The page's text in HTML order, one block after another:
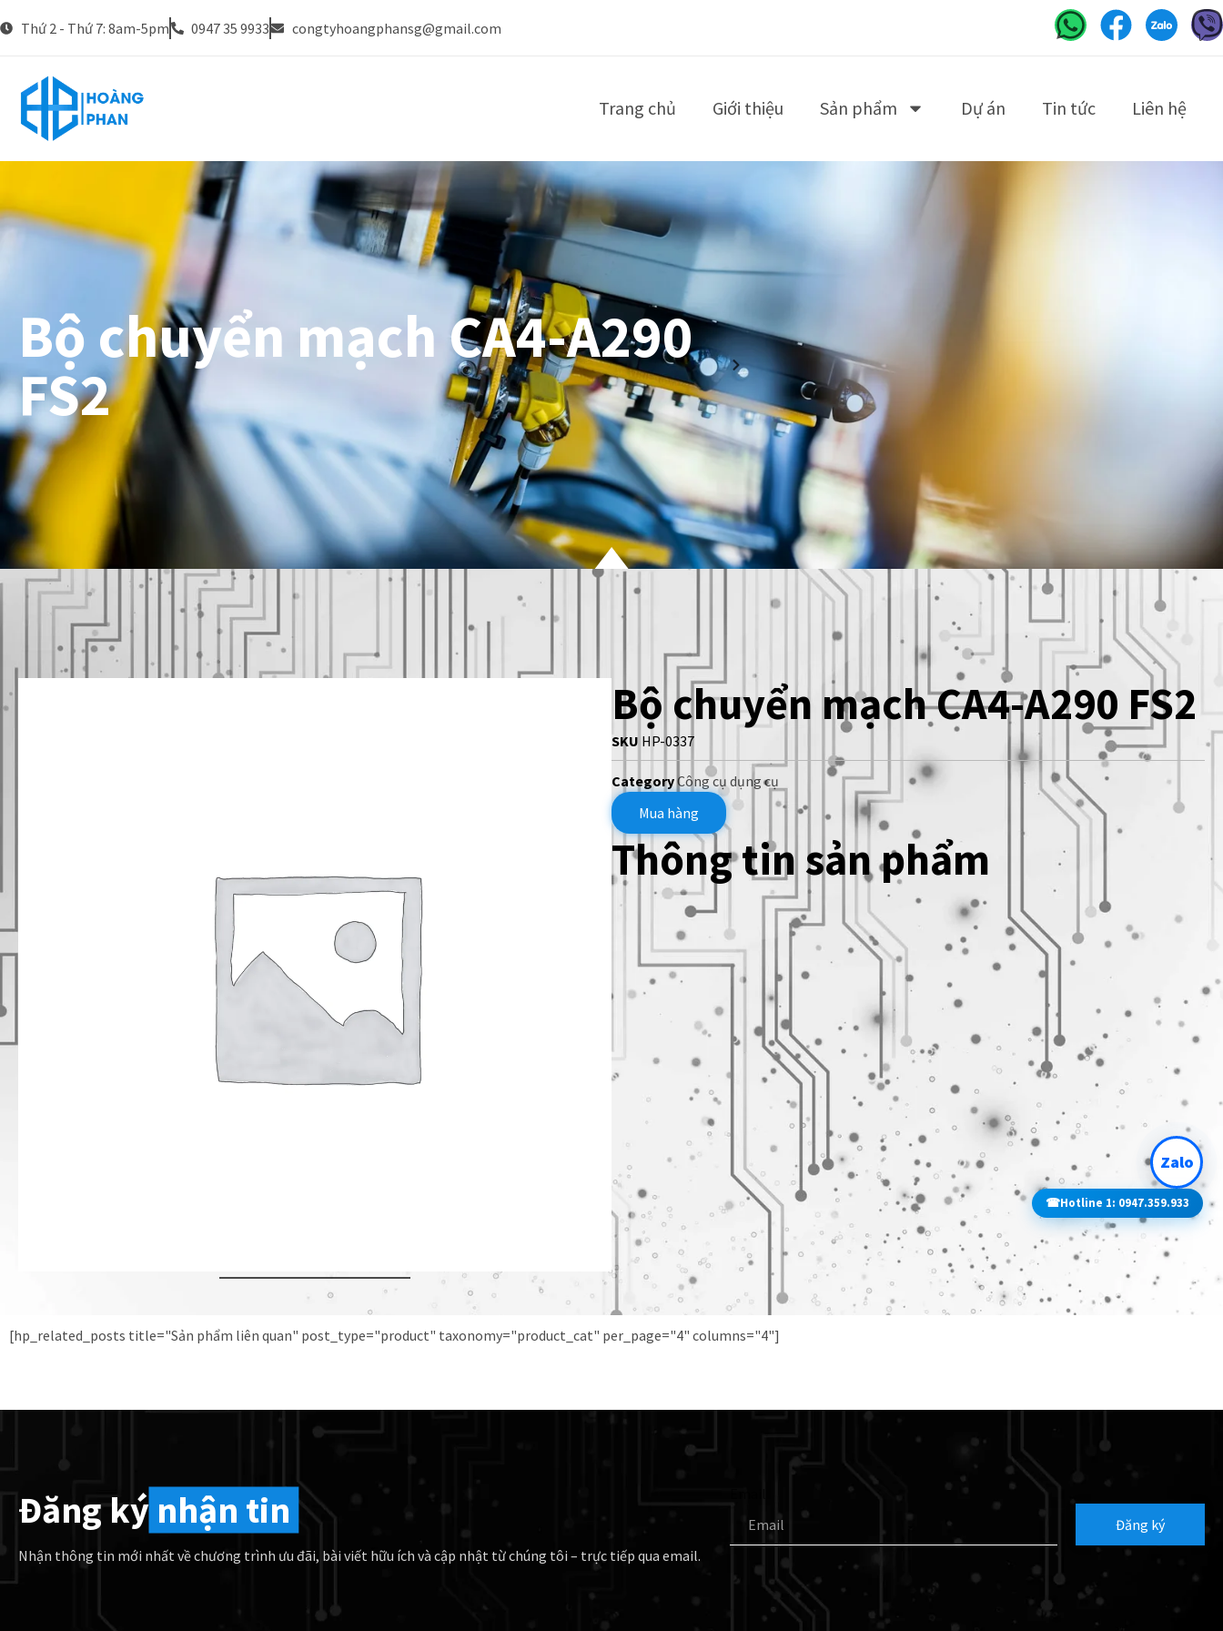
Thứ 2 - Thứ 7: 8am-5pm 0947 35 9933 congtyhoangphansg@gmail.com
Trang chủ Giới thiệu Sản phẩm Dự án Tin tức Liên hệ
Bộ chuyển mạch CA4-A290
FS2
Bộ chuyển mạch CA4-A290 FS2
SKU HP-0337
CategoryCông cụ dụng cụ
Mua hàng
Thông tin sản phẩm
[hp_related_posts title="Sản phẩm liên quan" post_type="product" taxonomy="product_cat" per_page="4" columns="4"]
Đăng ký nhận tin
Nhận thông tin mới nhất về chương trình ưu đãi, bài viết hữu ích và cập nhật từ chúng tôi – trực tiếp qua email.
Đăng ký
Zalo
☎Hotline 1: 0947.359.933